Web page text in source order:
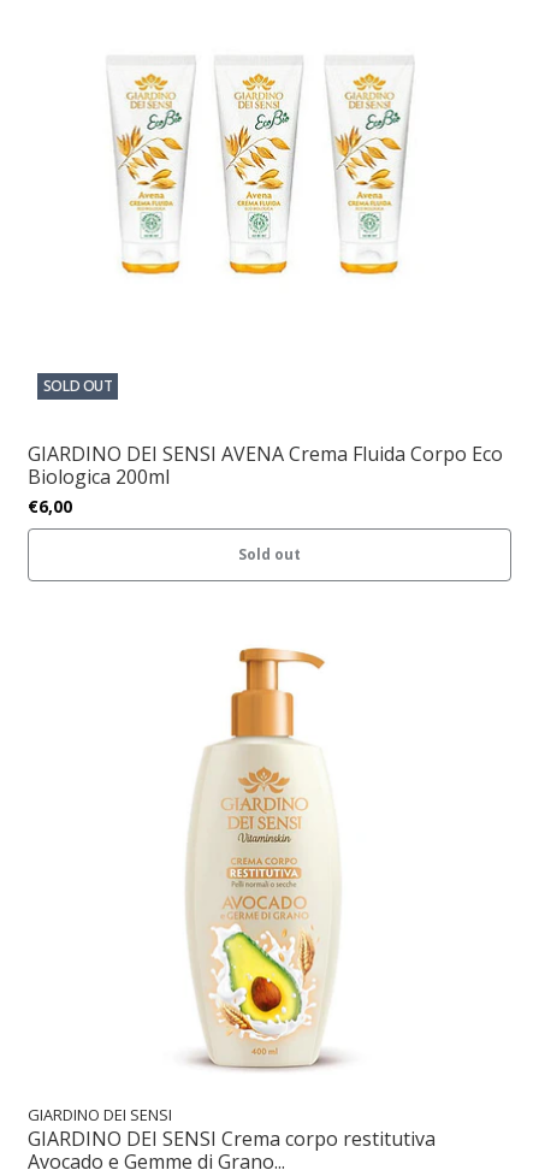
SOLD OUT
GIARDINO DEI SENSI AVENA Crema Fluida Corpo Eco
Biologica 200ml
€6,00
Sold out
GIARDINO DEI SENSI
GIARDINO DEI SENSI Crema corpo restitutiva
Avocado e Gemme di Grano...